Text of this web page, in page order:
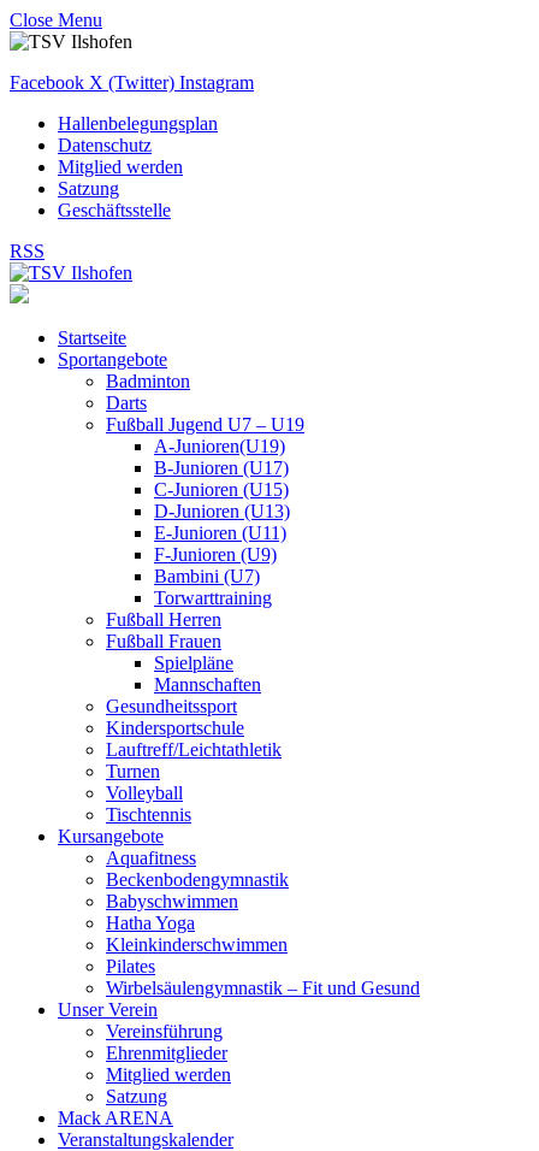
Close Menu
Facebook X (Twitter) Instagram
Hallenbelegungsplan
Datenschutz
Mitglied werden
Satzung
Geschäftsstelle
RSS
Startseite
Sportangebote
Badminton
Darts
Fußball Jugend U7 – U19
A-Junioren(U19)
B-Junioren (U17)
C-Junioren (U15)
D-Junioren (U13)
E-Junioren (U11)
F-Junioren (U9)
Bambini (U7)
Torwarttraining
Fußball Herren
Fußball Frauen
Spielpläne
Mannschaften
Gesundheitssport
Kindersportschule
Lauftreff/Leichtathletik
Turnen
Volleyball
Tischtennis
Kursangebote
Aquafitness
Beckenbodengymnastik
Babyschwimmen
Hatha Yoga
Kleinkinderschwimmen
Pilates
Wirbelsäulengymnastik – Fit und Gesund
Unser Verein
Vereinsführung
Ehrenmitglieder
Mitglied werden
Satzung
Mack ARENA
Veranstaltungskalender